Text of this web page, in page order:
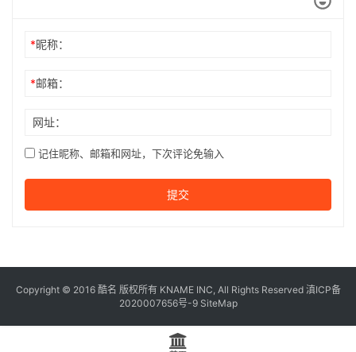
*昵称：
*邮箱：
网址：
记住昵称、邮箱和网址，下次评论免输入
提交
Copyright © 2016 酷名 版权所有 KNAMEINC, All Rights Reserved 滇ICP备
2020007656号-9 SiteMap